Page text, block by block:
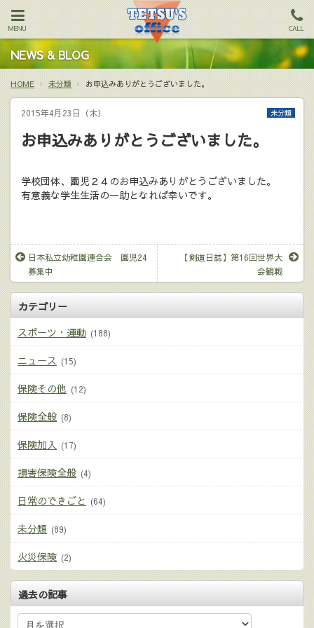
MENU CALL
NEWS & BLOG
HOME 未分類 お申込みありがとうございました。
2015年4月23日（木） 未分類
お申込みありがとうございました。
学校団体、園児２４のお申込みありがとうございました。
有意義な学生生活の一助となれば幸いです。
日本私立幼稚園連合会 園児24
募集中
【剣道日誌】第16回世界大
会観戦
カテゴリー
スポーツ・運動 (188)
ニュース (15)
保険その他 (12)
保険全般 (8)
保険加入 (17)
損害保険全般 (4)
日常のできごと (64)
未分類 (89)
火災保険 (2)
過去の記事